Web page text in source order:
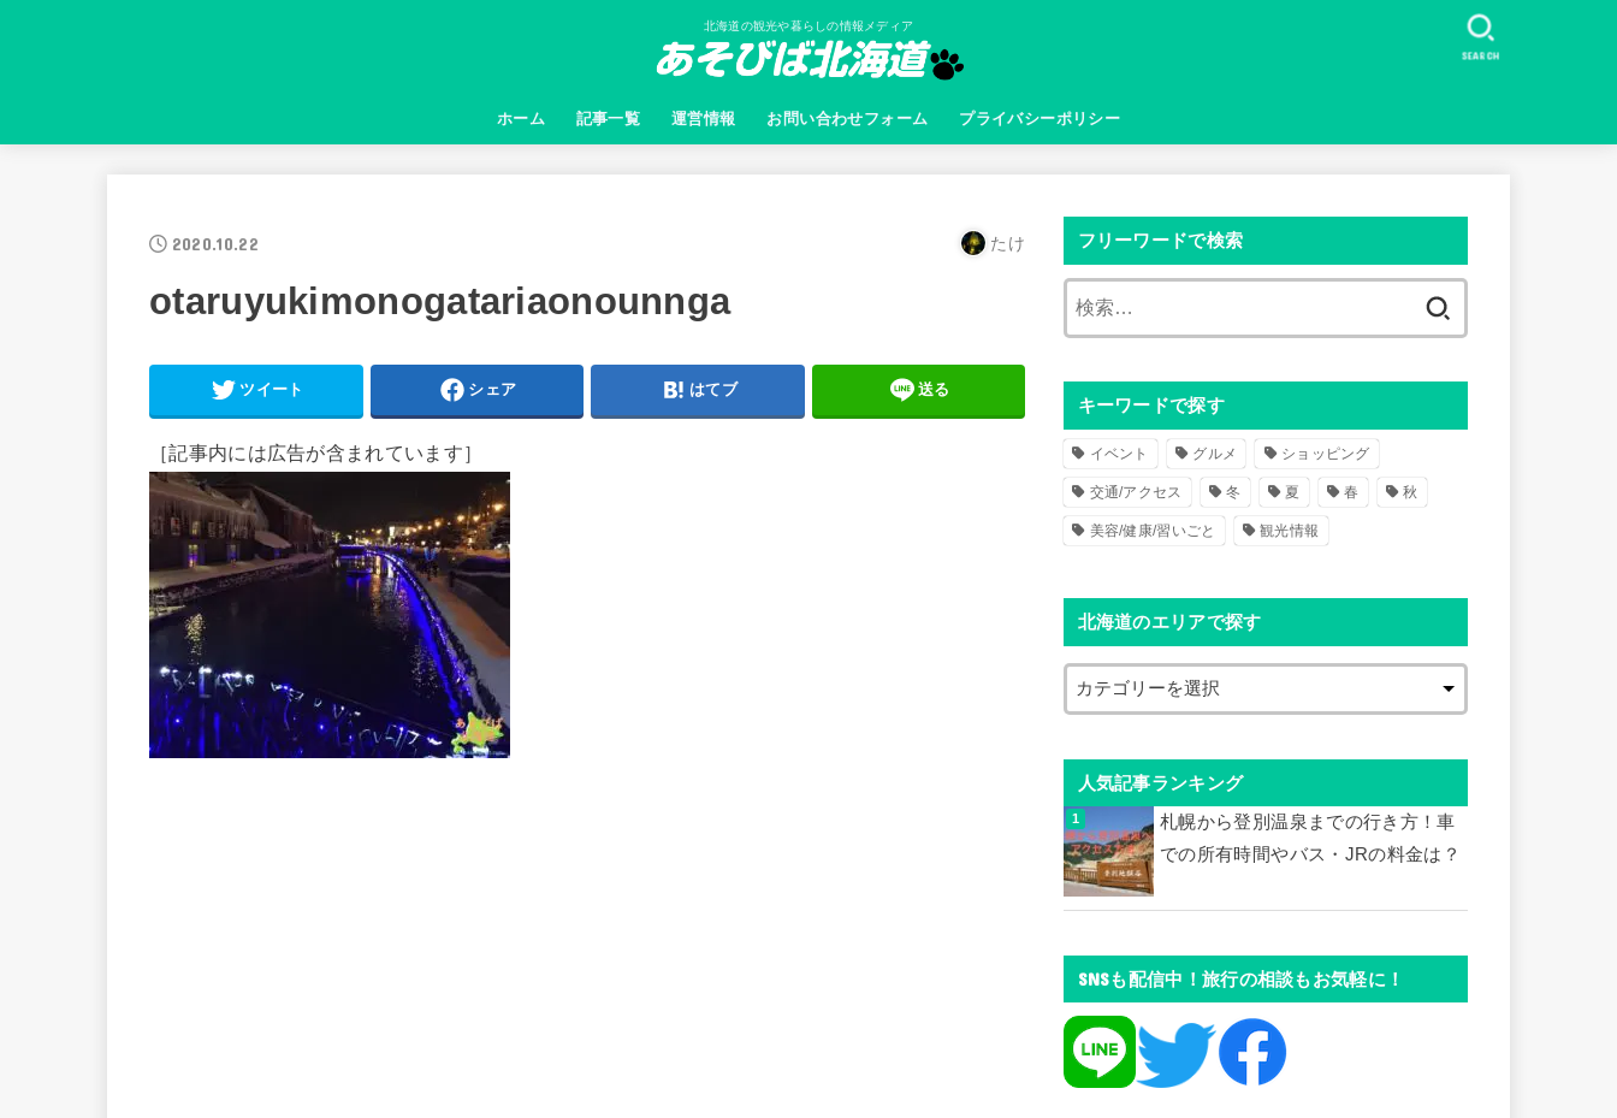
北海道の観光や暮らしの情報メディア
ホーム 記事一覧 運営情報 お問い合わせフォーム プライバシーポリシー
SEARCH
2020.10.22 たけ
otaruyukimonogatariaonounnga
ツイート シェア はてブ 送る
［記事内には広告が含まれています］
フリーワードで検索
キーワードで探す
イベント グルメ ショッピング
交通/アクセス 冬 夏 春 秋
美容/健康/習いごと 観光情報
北海道のエリアで探す
人気記事ランキング
札幌から登別温泉までの行き方！車
での所有時間やバス・JRの料金は？
SNSも配信中！旅行の相談もお気軽に！